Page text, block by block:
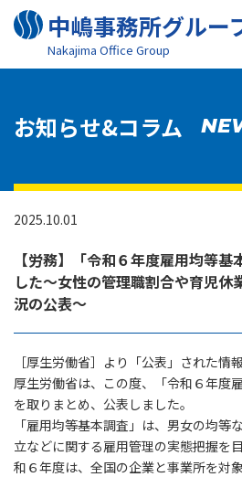
中嶋事務所グルー
Nakajima Oﬃce Group
お知らせ&コラム
2025.10.01
【労務】「令和６年度雇用均等
した～女性の管理職割合や育児休
況の公表～
［厚生労働省］より「公表」された情報
厚生労働省は、この度、「令和６年度
を取りまとめ、公表しました。
「雇用均等基本調査」は、男女の均等
立などに関する雇用管理の実態把握を
和６年度は、全国の企業と事業所を対